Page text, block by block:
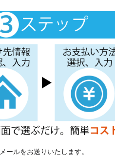
ールをお送りいたします。